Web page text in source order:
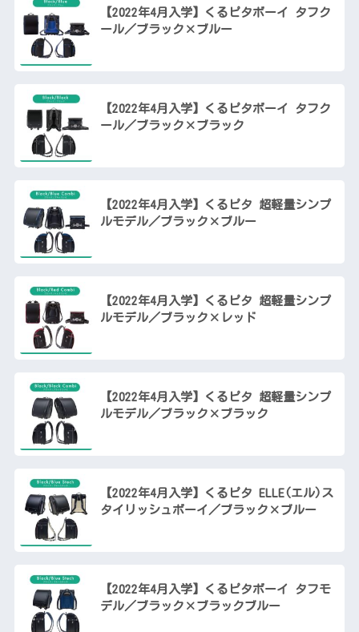
【2022年4月入学】くるピタボーイ タフク
ール／ブラック×ブルー
【2022年4月入学】くるピタボーイ タフク
ール／ブラック×ブラック
【2022年4月入学】くるピタ 超軽量シンプ
ルモデル／ブラック×ブルー
【2022年4月入学】くるピタ 超軽量シンプ
ルモデル／ブラック×レッド
【2022年4月入学】くるピタ 超軽量シンプ
ルモデル／ブラック×ブラック
【2022年4月入学】くるピタ ELLE(エル)ス
タイリッシュボーイ／ブラック×ブルー
【2022年4月入学】くるピタボーイ タフモ
デル／ブラック×ブラックブルー